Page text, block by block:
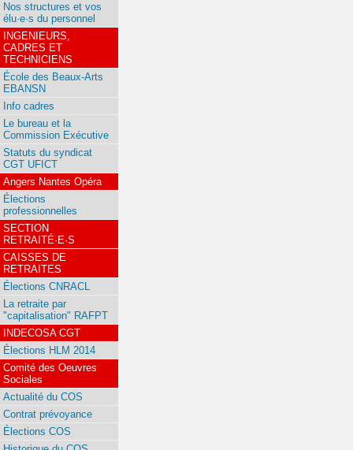
Nos structures et vos
élu·e·s du personnel
INGENIEURS,
CADRES ET
TECHNICIENS
École des Beaux-Arts
EBANSN
Info cadres
Le bureau et la
Commission Exécutive
Statuts du syndicat
CGT UFICT
Angers Nantes Opéra
Élections
professionnelles
SECTION
RETRAITÉ·E·S
CAISSES DE
RETRAITES
Élections CNRACL
La retraite par
"capitalisation" RAFPT
INDECOSA CGT
Élections HLM 2014
Comité des Oeuvres
Sociales
Actualité du COS
Contrat prévoyance
Élections COS